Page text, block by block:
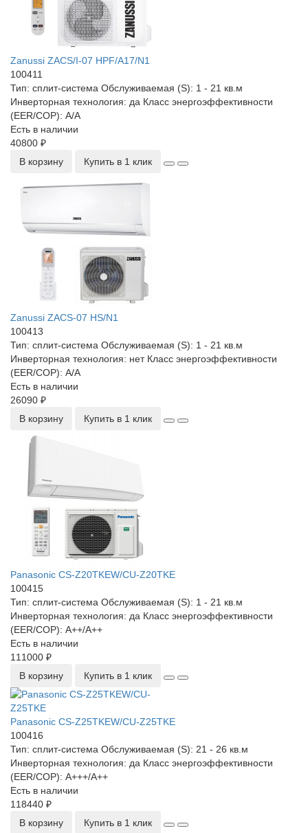
Zanussi ZACS/I-07 HPF/A17/N1
100411
Тип: сплит-система Обслуживаемая (S): 1 - 21 кв.м
Инверторная технология: да Класс энергоэффективности
(EER/COP): A/A
Есть в наличии
40800 ₽
В корзину
Купить в 1 клик
Zanussi ZACS-07 HS/N1
100413
Тип: сплит-система Обслуживаемая (S): 1 - 21 кв.м
Инверторная технология: нетКласс энергоэффективности
(EER/COP): A/A
Есть в наличии
26090 ₽
В корзину
Купить в 1 клик
Panasonic CS-Z20TKEW/CU-Z20TKE
100415
Тип: сплит-система Обслуживаемая (S): 1 - 21 кв.м
Инверторная технология: да Класс энергоэффективности
(EER/COP): A++/A++
Есть в наличии
111000 ₽
В корзину
Купить в 1 клик
Panasonic CS-Z25TKEW/CU-Z25TKE
100416
Тип: сплит-система Обслуживаемая (S): 21 - 26 кв.м
Инверторная технология: да Класс энергоэффективности
(EER/COP): A+++/A++
Есть в наличии
118440 ₽
В корзину
Купить в 1 клик